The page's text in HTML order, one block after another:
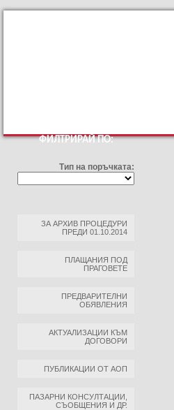
ФИЛТРИРАЙ ПО:
Тип на поръчката:
ЗА АРХИВ ПРОЦЕДУРИ
ПРЕДИ 01.10.2014
ПЛАЩАНИЯ ПОД
ПРАГОВЕТЕ
ПРЕДВАРИТЕЛНИ
ОБЯВЛЕНИЯ
АКТУАЛИЗАЦИИ КЪМ
ДОГОВОРИ
ПУБЛИКАЦИИ ОТ АОП
ПАЗАРНИ КОНСУЛТАЦИИ,
СЪОБЩЕНИЯ И ДР.